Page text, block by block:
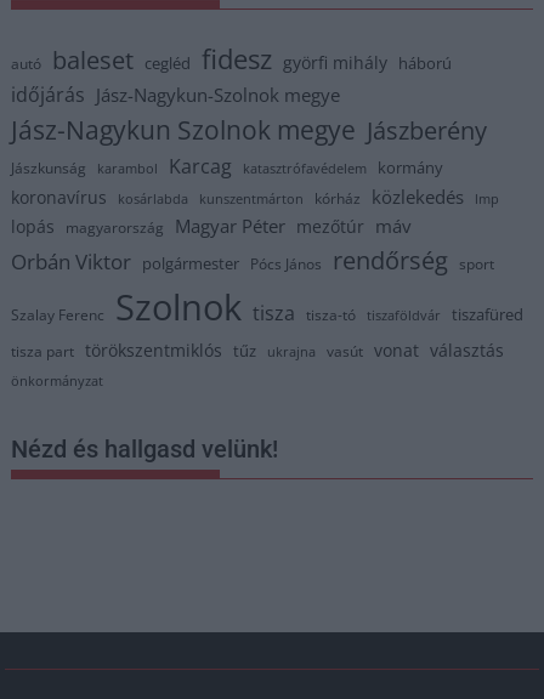
autó baleset cegléd fidesz györfi mihály háború
időjárás Jász-Nagykun-Szolnok megye
Jász-Nagykun Szolnok megye Jászberény
Jászkunság karambol Karcag katasztrófavédelem kormány
koronavírus kosárlabda kunszentmárton kórház közlekedés lmp
lopás magyarország Magyar Péter mezőtúr máv
Orbán Viktor polgármester Pócs János rendőrség sport
Szalay Ferenc Szolnok tisza tisza-tó tiszaföldvár tiszafüred
tisza part törökszentmiklós tűz ukrajna vasút vonat választás
önkormányzat
Nézd és hallgasd velünk!